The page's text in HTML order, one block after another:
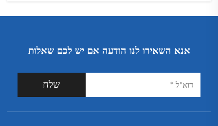
אנא השאירו לנו הודעה אם יש לכם שאלות
שלח